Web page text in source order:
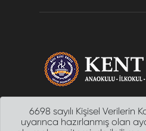
6698 sayılı Kişisel Verilerin
uyarınca hazırlanmış olan
2012 © İZMİR ÖZEL KENT